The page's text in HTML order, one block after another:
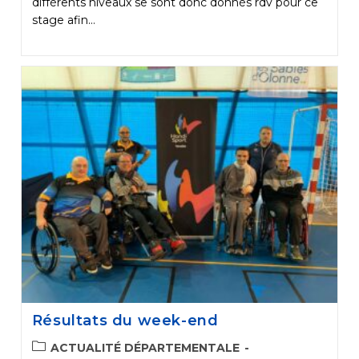
stage afin…
Résultats du week-end
POSTACTUALITÉ DÉPARTEMENTALE